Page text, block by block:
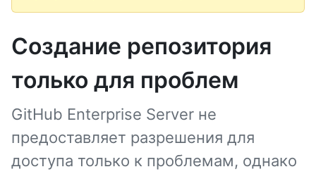
Создание репозитория
только для проблем
GitHub Enterprise Server не
предоставляет разрешения для
доступа только к проблемам, однако